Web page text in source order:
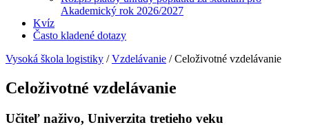
Akademický rok 2026/2027
Kvíz
Často kladené dotazy
Vysoká škola logistiky /Vzdelávanie /Celoživotné vzdelávanie
Celoživotné vzdelávanie
Učiteľ naživo, Univerzita tretieho veku